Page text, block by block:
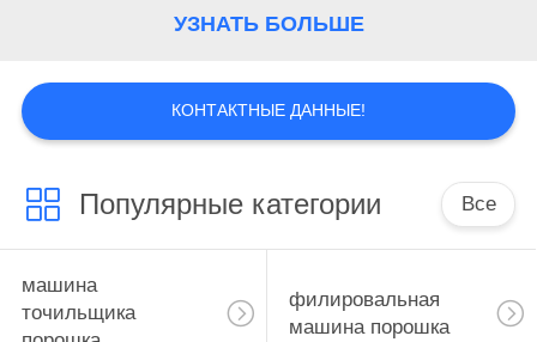
НОВОСТИ
СЛУЧАИ
КАРТА
УЗНАТЬ БОЛЬШЕ
КОНТАКТНЫЕ ДАННЫЕ!
Популярные категории Все
машина
точильщика
филировальная
машина порошка